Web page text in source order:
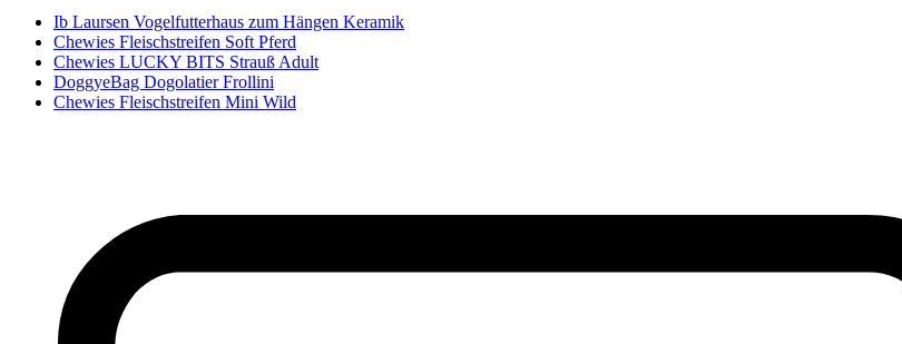
Ib Laursen Vogelfutterhaus zum Hängen Keramik
Chewies Fleischstreifen Soft Pferd
Chewies LUCKY BITS Strauß Adult
DoggyeBag Dogolatier Frollini
Chewies Fleischstreifen Mini Wild